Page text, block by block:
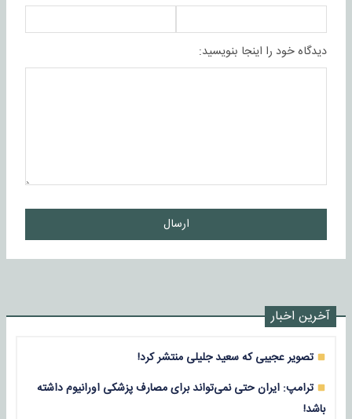
دیدگاه خود را اینجا بنویسید:
ارسال
آخرین اخبار
تصویر عجیبی که سعید جلیلی منتشر کرد!
ترامپ: ایران حتی نمی‌تواند برای مصارف پزشکی اورانیوم داشته
باشد!